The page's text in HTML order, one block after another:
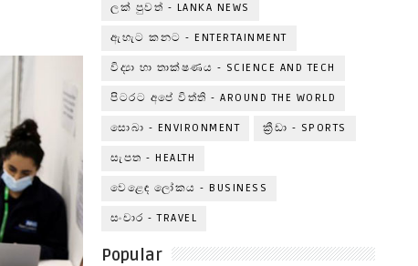
ලක් පුවත් - LANKA NEWS
ඇහැට කනට - ENTERTAINMENT
විද්‍යා හා තාක්ෂණය - SCIENCE AND TECH
පිටරට අපේ විත්ති - AROUND THE WORLD
සොබා - ENVIRONMENT ක්‍රීඩා - SPORTS
සැපත - HEALTH
වෙළෙඳ ලෝකය - BUSINESS
සංචාර - TRAVEL
Popular